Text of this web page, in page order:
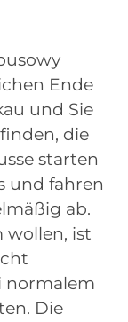
Ende
und Sie
die
starten
und fahren
ab.
wollen, ist
normalem
Die